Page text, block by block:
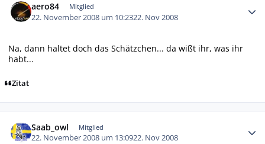
aero84 Mitglied
22. November 2008 um 10:2322. Nov 2008
Na, dann haltet doch das Schätzchen... da wißt ihr, was ihr
habt...
Zitat
Saab_owl Mitglied
22. November 2008 um 13:0922. Nov 2008